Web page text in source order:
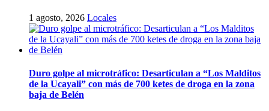
1 agosto, 2026 Locales
Duro golpe al microtráfico: Desarticulan a “Los Malditos
de la Ucayali” con más de 700 ketes de droga en la zona
baja de Belén